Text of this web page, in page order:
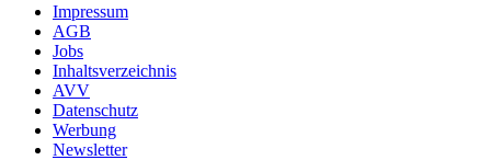
Impressum
AGB
Jobs
Inhaltsverzeichnis
AVV
Datenschutz
Werbung
Newsletter